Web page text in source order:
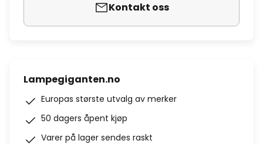
Kontakt oss
Lampegiganten.no
Europas største utvalg av merker
50 dagers åpent kjøp
Varer på lager sendes raskt